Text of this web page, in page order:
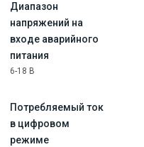
Диапазон
напряжений на
входе аварийного
питания
6-18 В
Потребляемый ток
в цифровом
режиме